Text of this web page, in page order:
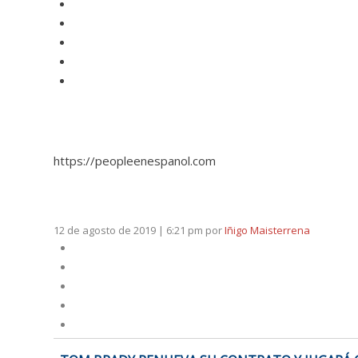
https://peopleenespanol.com
12 de agosto de 2019 | 6:21 pm porIñigo Maisterrena
NAVEGACIÓN